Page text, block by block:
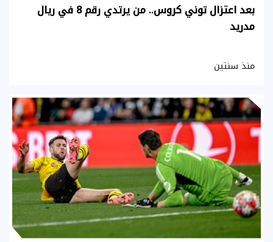
بعد اعتزال توني كروس.. من يرتدي رقم 8 في ريال
مدريد
منذ سنتين